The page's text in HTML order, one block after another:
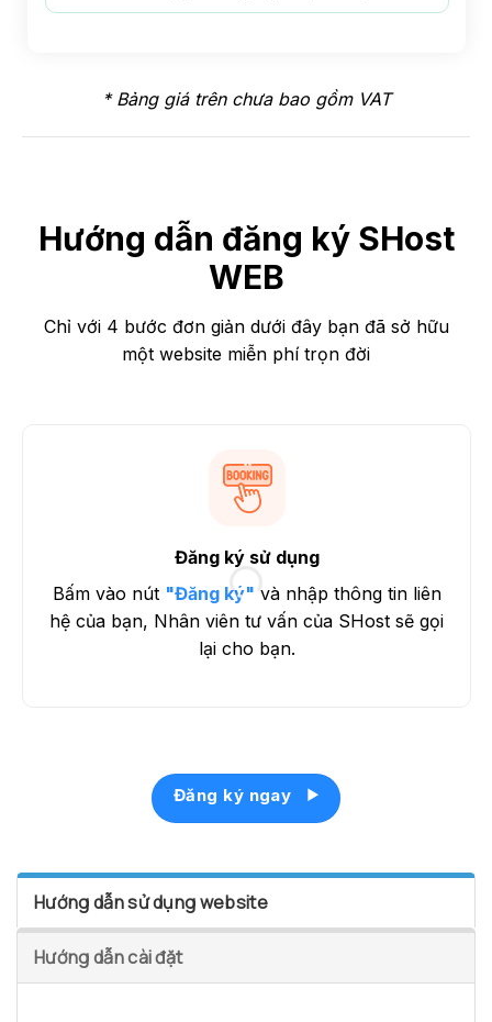
* Bảng giá trên chưa bao gồm VAT
Hướng dẫn đăng ký SHost
WEB
Chỉ với 4 bước đơn giản dưới đây bạn đã sở hữu
một website miễn phí trọn đời
Đăng ký sử dụng
Bấm vào nút "Đăng ký" và nhập thông tin liên
hệ của bạn, Nhân viên tư vấn của SHost sẽ gọi
lại cho bạn.
Đăng ký ngay
Hướng dẫn sử dụng website
Hướng dẫn cài đặt